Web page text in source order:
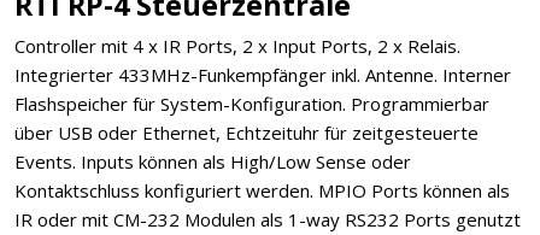
Controller mit 4 x IR Ports, 2 x Input Ports, 2 x Relais.
Integrierter 433MHz-Funkempfänger inkl. Antenne. Interner
Flashspeicher für System-Konfiguration. Programmierbar
über USB oder Ethernet, Echtzeituhr für zeitgesteuerte
Events. Inputs können als High/Low Sense oder
Kontaktschluss konfiguriert werden. MPIO Ports können als
IR oder mit CM-232 Modulen als 1-way RS232 Ports genutzt